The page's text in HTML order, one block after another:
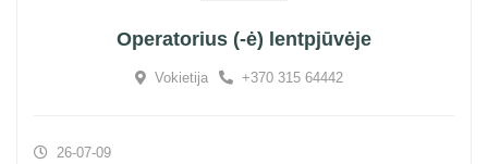
Operatorius (-ė) lentpjūvėje
Vokietija +370 315 64442
26-07-09